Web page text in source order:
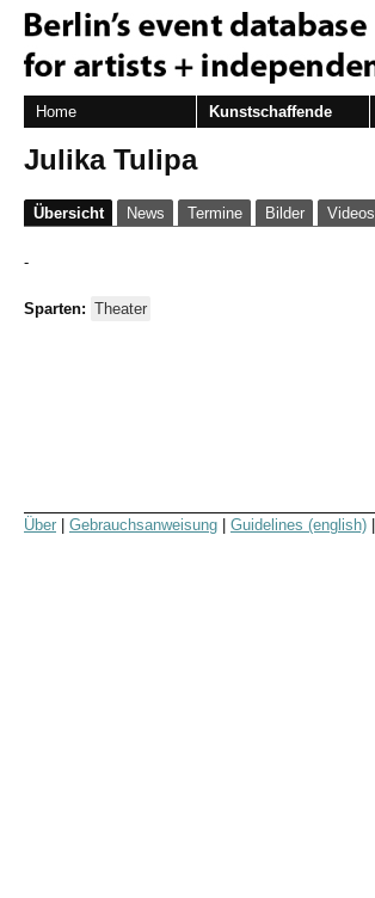
Home Kunstschaffende
Julika Tulipa
Übersicht News Termine Bilder Videos
-
Sparten: Theater
Über Gebrauchsanweisung Guidelines (english)